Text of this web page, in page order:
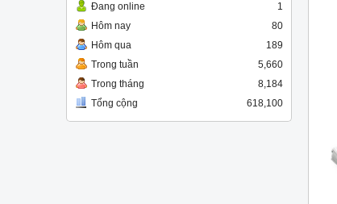
Đang online
1
Hôm nay
80
Hôm qua
189
Trong tuần
5,660
Trong tháng
8,184
Tổng cộng
618,100